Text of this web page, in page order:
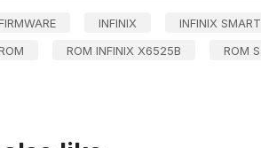
INFINIX INFINIX
ROM INFINIX X6525B ROM